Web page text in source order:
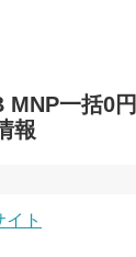
一括0円
報
ト